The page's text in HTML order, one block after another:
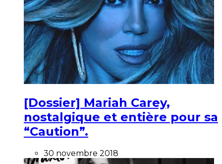
[Dossier] Mariah Carey,
nostalgique et entière pour sa
“Caution”.
30 novembre 2018